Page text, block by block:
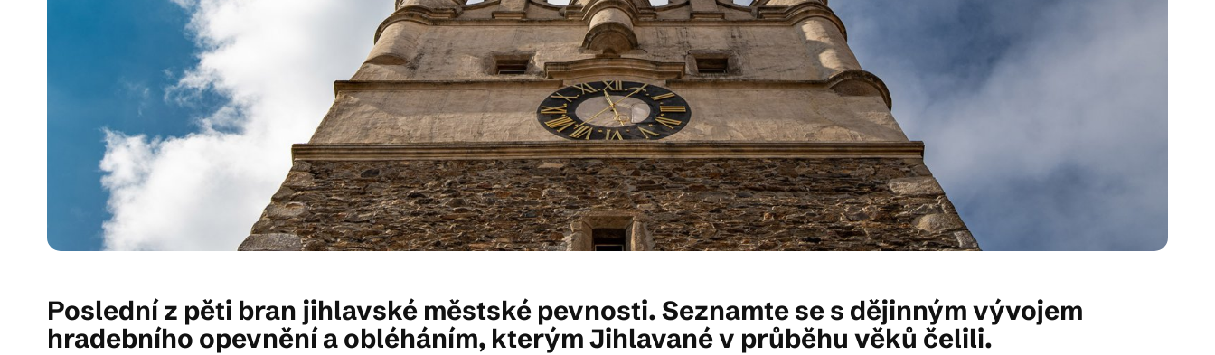
Poslední z pěti bran jihlavské městské pevnosti. Seznamte se s dějinným vývojem
hradebního opevnění a obléháním, kterým Jihlavané v průběhu věků čelili.